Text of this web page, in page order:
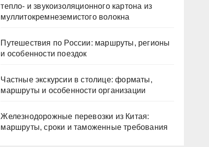
тепло- и звукоизоляционного картона из
муллитокремнеземистого волокна
Путешествия по России: маршруты, регионы
и особенности поездок
Частные экскурсии в столице: форматы,
маршруты и особенности организации
Железнодорожные перевозки из Китая:
маршруты, сроки и таможенные требования